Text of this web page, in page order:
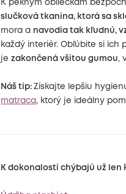
K pekným obliečkam
slučková tkanina, ktorá sa
mora a navodia tak kľudnú,
každý interiér. Obľúbite si ich
jezakončená všitou gumou,
Náš tip: Získajte lepšiu
matraca, ktorý je ideálny
K dokonalosti chýbajú už len